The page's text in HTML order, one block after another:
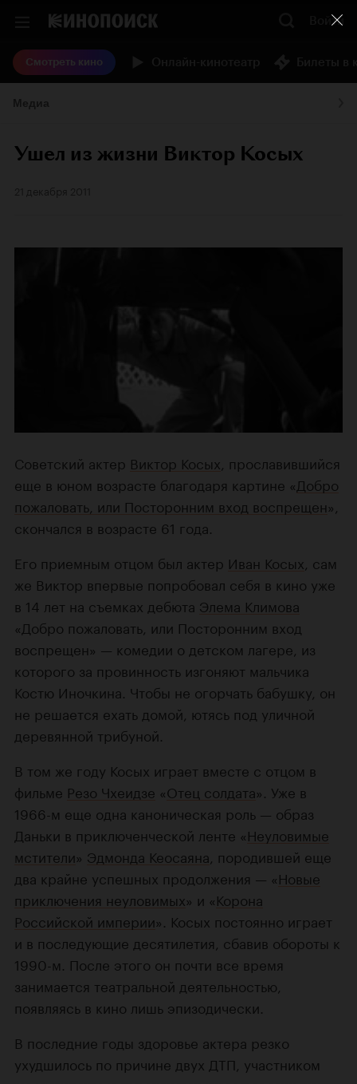
Войти
Смотреть кино
Ушел из жизни Виктор Косых
Советский актер Виктор Косых , прославившийся
еще в юном возрасте благодаря картине «Добро
пожаловать, или Посторонним вход воспрещен»,
скончался в возрасте 61 года.
Его приемным отцом был актер Иван Косых , сам
же Виктор впервые попробовал себя в кино уже
в 14 лет на съемках дебюта Элема Климова
«Добро пожаловать, или Посторонним вход
воспрещен» — комедии о детском лагере, из
которого за провинность изгоняют мальчика
Костю Иночкина. Чтобы не огорчать бабушку, он
не решается ехать домой, ютясь под уличной
деревянной трибуной.
В том же году Косых играет вместе с отцом в
фильме Резо Чхеидзе «Отец солдата». Уже в
1966-м еще одна каноническая роль — образ
Даньки в приключенческой ленте «Неуловимые
мстители» Эдмонда Кеосаяна , породившей еще
два крайне успешных продолжения — «Новые
приключения неуловимых» и «Корона
Российской империи». Косых постоянно играет
и в последующие десятилетия, сбавив обороты к
1990-м. После этого он почти все время
занимается театральной деятельностью,
появляясь в кино лишь эпизодически.
В последние годы здоровье актера резко
ухудшилось по причине двух ДТП, участником